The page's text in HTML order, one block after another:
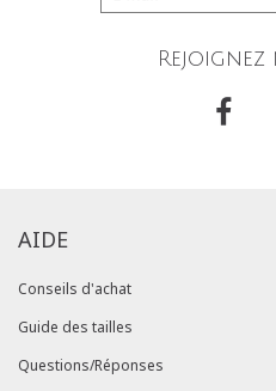
AIDE
Conseils d'achat
Guide des tailles
Questions/Réponses